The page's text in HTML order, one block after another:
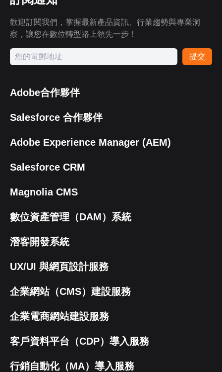
歡迎訂閱我們，掌握最新產品資訊、行業趨勢與專業洞
察，讓您在數位轉型路上領先一步！
提交
Adobe合作夥伴
Salesforce 合作夥伴
Adobe Experience Manager (AEM)
Salesforce CRM
Magnolia CMS
數位資產管理（DAM）系統
潛客開發系統
UX/UI 與網頁設計服務
企業網站（CMS）建設服務
企業電商網站建設服務
客戶資料平台（CDP）導入服務
行銷自動化（MA）導入服務